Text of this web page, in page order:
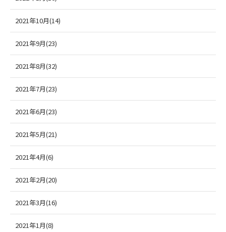
2021年10月(14)
2021年9月(23)
2021年8月(32)
2021年7月(23)
2021年6月(23)
2021年5月(21)
2021年4月(6)
2021年2月(20)
2021年3月(16)
2021年1月(8)